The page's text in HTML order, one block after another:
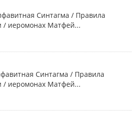
Синтагма / Правила
/ иеромонах Матфей...
Синтагма / Правила
/ иеромонах Матфей...